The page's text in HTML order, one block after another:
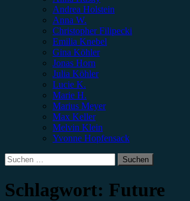
Andrea Holstein
Anna W.
Christopher Filipecki
Emilia Knebel
Gina Köhler
Jonas Horn
Julia Köhler
Lucie K.
Marie H.
Marius Meyer
Max Keller
Melvin Klein
Yvonne Hopfensack
Suchen
nach:
Schlagwort: Future